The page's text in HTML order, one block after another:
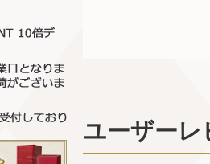
ユーザーレ